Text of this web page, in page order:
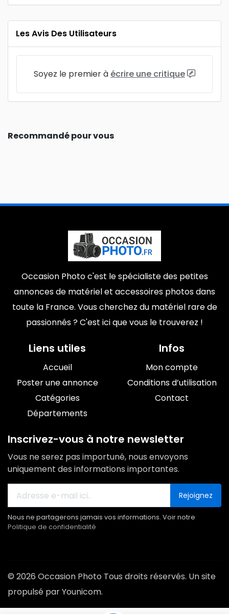
Les Avis Des Utilisateurs
Soyez le premier à écrire une critique
Recommandé pour vous
Occasion Photo c'est le spécialiste des petites
annonces de matériel et accessoires photos dans
toute la France. Vous cherchez du matériel rare de
passionnés ? C'est ici que vous le trouverez !
Liens utiles
Accueil
Poster une annonce
Catégories
Départements
Infos
Mon compte
Conditions d’utilisation
Contact
Inscrivez-vous à notre newsletter
Vous ne serez pas importuné, nous envoyons
uniquement des informations importantes.
Rejoignez
Nous ne partagerons jamais vos informations. Voir notre
Politique de confidentialité
© 2026 Occasion Photo Tous droits réservés. Un site
propulsé par Younicom.